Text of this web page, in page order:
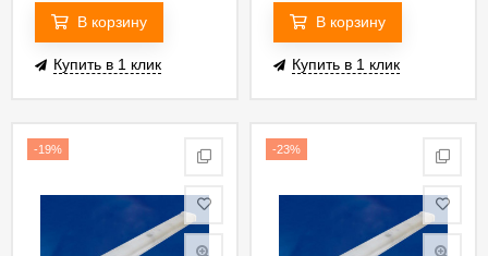
В корзину
Купить в 1 клик
IP40 WHITEВ корзину
Купить в 1 клик
-19% -23%